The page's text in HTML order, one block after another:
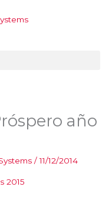
año
/11/12/2014